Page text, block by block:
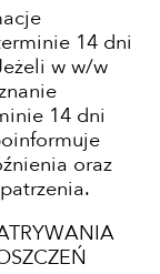
14 dni
w w/w
14 dni
oraz